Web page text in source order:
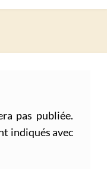
pas publiée.
indiqués avec